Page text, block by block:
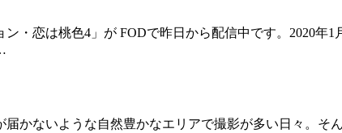
・恋は桃色4」が FODで昨日から配信中です。2020年
届かないような自然豊かなエリアで撮影が多い日々。